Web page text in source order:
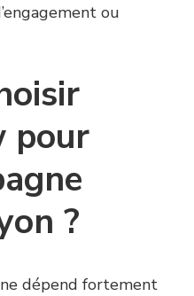
ou
pour
?
dépend fortement